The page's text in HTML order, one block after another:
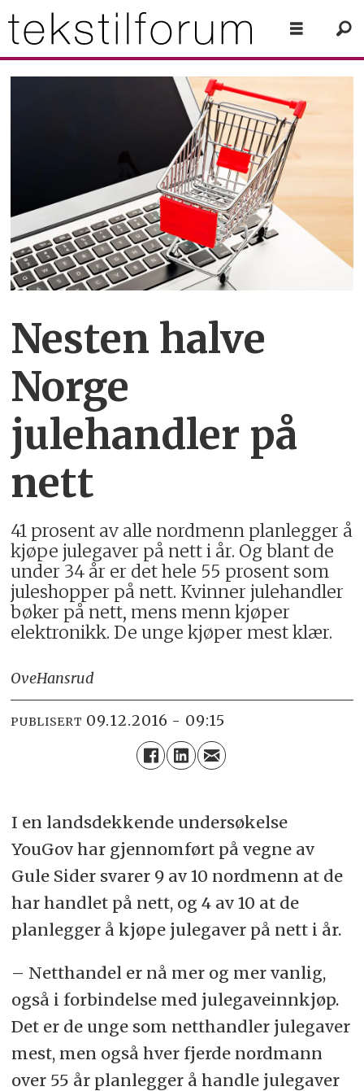
Nesten halve
Norge
julehandler på
nett
41 prosent av alle nordmenn planlegger å
kjøpe julegaver på nett i år. Og blant de
under 34 år er det hele 55 prosent som
juleshopper på nett. Kvinner julehandler
bøker på nett, mens menn kjøper
elektronikk. De unge kjøper mest klær.
OveHansrud
PUBLISERT 09.12.2016 - 09:15
I en landsdekkende undersøkelse
YouGov har gjennomført på vegne av
Gule Sider svarer 9 av 10 nordmenn at de
har handlet på nett, og 4 av 10 at de
planlegger å kjøpe julegaver på nett i år.
– Netthandel er nå mer og mer vanlig,
også i forbindelse med julegaveinnkjøp.
Det er de unge som netthandler julegaver
mest, men også hver fjerde nordmann
over 55 år planlegger å handle julegaver